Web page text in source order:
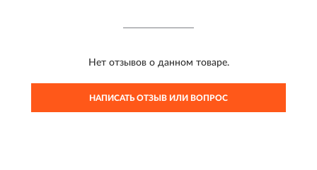
Нет отзывов о данном товаре.
НАПИСАТЬ ОТЗЫВ ИЛИ ВОПРОС